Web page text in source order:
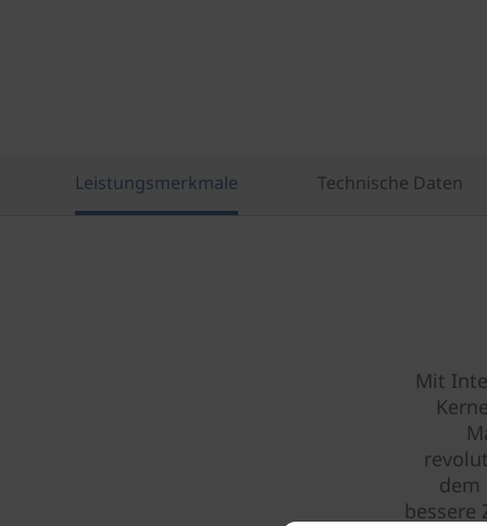
Leistungsmerkmale Technische Daten
Mit
dem
bessere